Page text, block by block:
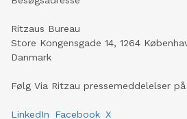
Ritzaus Bureau
Store Kongensgade 14, 1264
Danmark
Følg Via Ritzau pressemeddelelser på
LinkedIn Facebook X